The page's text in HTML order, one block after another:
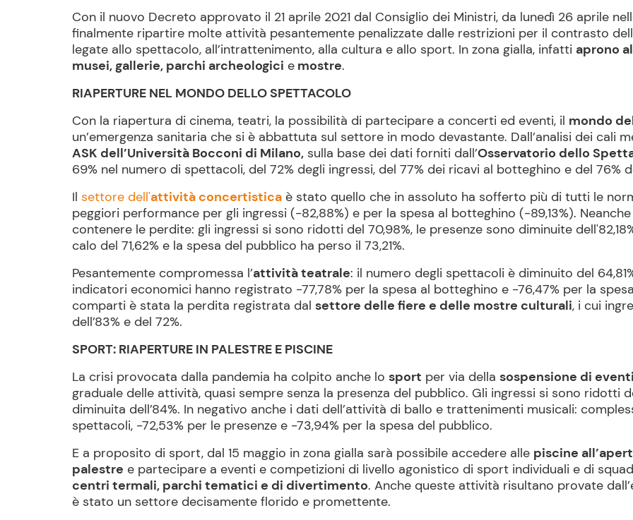
Con il nuovo Decreto approvato il 21 aprile 2021 dal Consiglio dei Ministri, da lunedì 26 aprile
finalmente ripartire molte attività pesantemente penalizzate dalle restrizioni per il contrasto
legate allo spettacolo, all’intrattenimento, alla cultura e allo sport. In zona gialla, infatti aprono
musei, gallerie, parchi archeologici e mostre.
RIAPERTURE NEL MONDO DELLO SPETTACOLO
Con la riapertura di cinema, teatri, la possibilità di partecipare a concerti ed eventi, il mondo
un’emergenza sanitaria che si è abbattuta sul settore in modo devastante. Dall’analisi dei cali
ASK dell’Università Bocconi di Milano, sulla base dei dati forniti dall’Osservatorio dello
69% nel numero di spettacoli, del 72% degli ingressi, del 77% dei ricavi al botteghino e del 76%
Il settore dell'attività concertistica è stato quello che in assoluto ha sofferto più di tutti le
peggiori performance per gli ingressi (-82,88%) e per la spesa al botteghino (-89,13%). Neanche
contenere le perdite: gli ingressi si sono ridotti del 70,98%, le presenze sono diminuite
calo del 71,62% e la spesa del pubblico ha perso il 73,21%.
Pesantemente compromessa l’attività teatrale: il numero degli spettacoli è diminuito del
indicatori economici hanno registrato -77,78% per la spesa al botteghino e -76,47% per la
comparti è stata la perdita registrata dal settore delle fiere e delle mostre culturali, i cui
dell’83% e del 72%.
SPORT: RIAPERTURE IN PALESTRE E PISCINE
La crisi provocata dalla pandemia ha colpito anche lo sport per via della sospensione di
graduale delle attività, quasi sempre senza la presenza del pubblico. Gli ingressi si sono ridotti
diminuita dell’84%. In negativo anche i dati dell’attività di ballo e trattenimenti musicali:
spettacoli, -72,53% per le presenze e -73,94% per la spesa del pubblico.
E a proposito di sport, dal 15 maggio in zona gialla sarà possibile accedere alle piscine
palestre e partecipare a eventi e competizioni di livello agonistico di sport individuali e di
centri termali, parchi tematici e di divertimento. Anche queste attività risultano provate
è stato un settore decisamente florido e promettente.